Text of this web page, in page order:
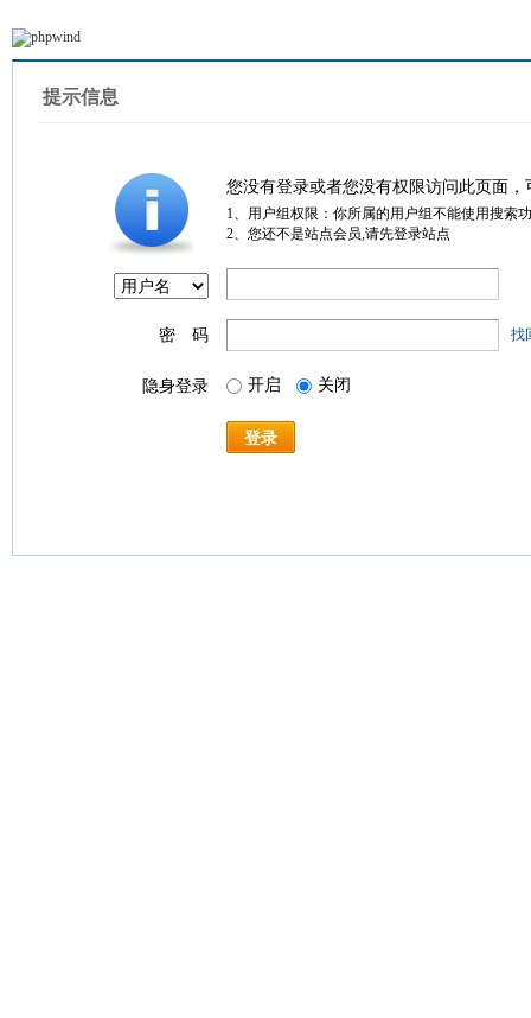
提示信息
您没有登录或者您没有权限访问此页面
1、用户组权限：你所属的用户组不能使用搜索
2、您还不是站点会员,请先登录站点
密 码 找
隐身登录 开启 关闭
登录